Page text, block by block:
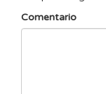
Comentario